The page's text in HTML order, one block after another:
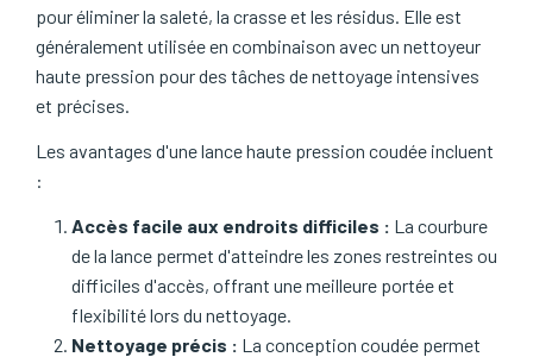
pour éliminer la saleté, la crasse et les résidus. Elle est
généralement utilisée en combinaison avec un nettoyeur
haute pression pour des tâches de nettoyage intensives
et précises.
Les avantages d'une lance haute pression coudée incluent
:
Accès facile aux endroits difficiles : La courbure
de la lance permet d'atteindre les zones restreintes ou
difficiles d'accès, offrant une meilleure portée et
flexibilité lors du nettoyage.
Nettoyage précis : La conception coudée permet